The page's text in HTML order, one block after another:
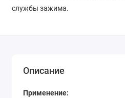
службы зажима.
Описание
Применение: